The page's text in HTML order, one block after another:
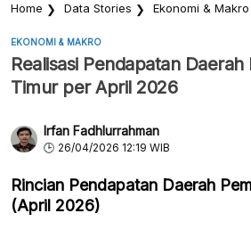
Home Data Stories Ekonomi & Makro
EKONOMI & MAKRO
Realisasi Pendapatan
Timur per April 2026
Irfan Fadhlurrahman
26/04/2026 12:19 WIB
Rincian Pendapatan Daerah
(April 2026)